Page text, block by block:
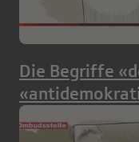
Die Begriffe